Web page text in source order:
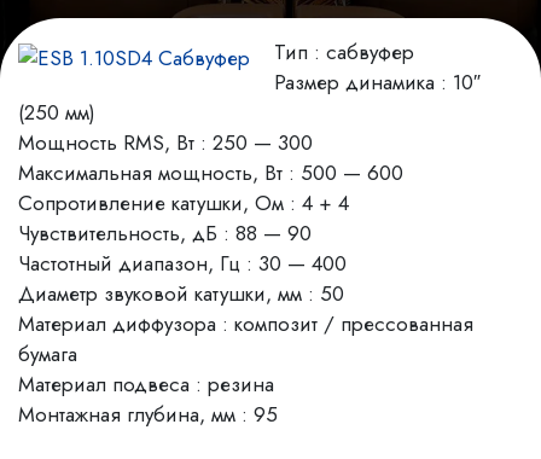
Тип : сабвуфер
Размер динамика : 10″
(250 мм)
Мощность RMS, Вт : 250 — 300
Максимальная мощность, Вт : 500 — 600
Сопротивление катушки, Ом : 4 + 4
Чувствительность, дБ : 88 — 90
Частотный диапазон, Гц : 30 — 400
Диаметр звуковой катушки, мм : 50
Материал диффузора : композит / прессованная
бумага
Материал подвеса : резина
Монтажная глубина, мм : 95